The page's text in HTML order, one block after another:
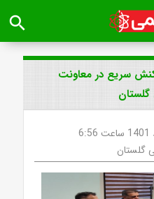
search
سریع در معاونت
گلستان